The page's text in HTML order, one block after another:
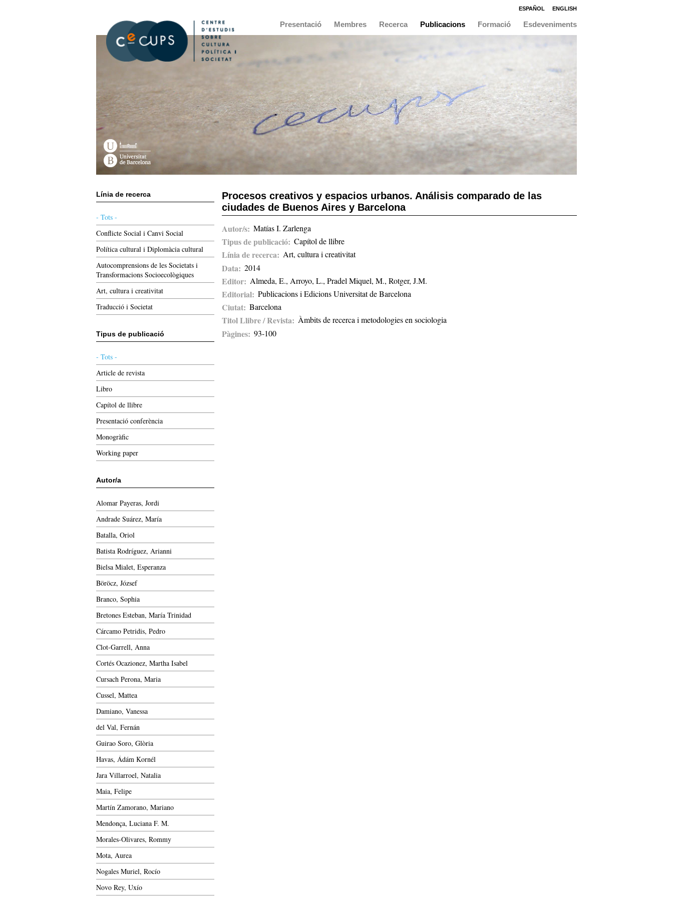
ESPAÑOL ENGLISH
MainPresentació Membres Recerca Publicacions Formació Esdeveniments
Procesos creativos y espacios urbanos. Análisis comparado de las
ciudades de Buenos Aires y Barcelona
Autor/s Matías I. Zarlenga
Tipus de publicació Capítol de llibre
Línia de recerca Art, cultura i creativitat
Data 2014
Editor Almeda, E., Arroyo, L., Pradel Miquel, M., Rotger, J.M.
Editorial Publicacions i Edicions Universitat de Barcelona
Ciutat Barcelona
Titol Llibre / Revista Àmbits de recerca i metodologies en sociologia
Pàgines 93-100
Línia de recerca
- Tots -
Conflicte Social i Canvi Social
Política cultural i Diplomàcia cultural
Autocomprensions de les Societats i
Transformacions Socioecològiques
Art, cultura i creativitat
Traducció i Societat
Tipus de publicació
- Tots -
Article de revista
Libro
Capítol de llibre
Presentació conferència
Monogràfic
Working paper
Autor/a
Alomar Payeras, Jordi
Andrade Suárez, María
Batalla, Oriol
Batista Rodríguez, Arianni
Bielsa Mialet, Esperanza
Böröcz, József
Branco, Sophia
Bretones Esteban, María Trinidad
Cárcamo Petridis, Pedro
Clot-Garrell, Anna
Cortés Ocazionez, Martha Isabel
Cursach Perona, Maria
Cussel, Mattea
Damiano, Vanessa
del Val, Fernán
Guirao Soro, Glòria
Havas, Ádám Kornél
Jara Villarroel, Natalia
Maia, Felipe
Martín Zamorano, Mariano
Mendonça, Luciana F. M.
Morales-Olivares, Rommy
Mota, Aurea
Nogales Muriel, Rocío
Novo Rey, Uxío